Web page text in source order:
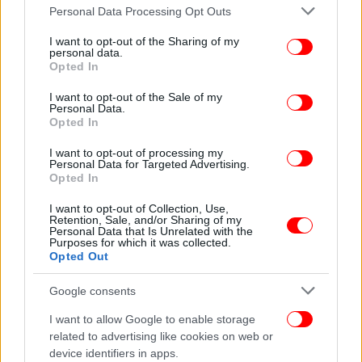
Please note that this website/app uses one or more Google
not limited to your visit or usage behaviour. You may click to
grant or deny consent to Google and its third-party tags to
use your data for below specified purposes in below Google
consent section.
Personal Data Processing Opt Outs
I want to opt-out of the Sharing of my
personal data.
Opted In
I want to opt-out of the Sale of my
Personal Data.
Opted In
I want to opt-out of processing my
Personal Data for Targeted Advertising.
Opted In
I want to opt-out of Collection, Use,
Retention, Sale, and/or Sharing of my
Personal Data that Is Unrelated with the
Purposes for which it was collected.
Opted Out
Google consents
I want to allow Google to enable storage
related to advertising like cookies on web or
device identifiers in apps.
Οι αρμόδιες υπηρεσίες της Ελληνικής Αστυνομίας,
45χρονος ως περιπατητής στο όρος Μπέλες,
βρήκαν μέσω του cloud του smart watch μία ακόμα
που ακολουθούσε συνήθως και η οποία έχει μπει
επίσης στο «μικροσκόπιο» των υπηρεσιών αλλά και
Παράλληλα, οι Αρχές εξετάζουν και το κινητό
τηλέφωνο του 45χρονου.
Σημειώνεται πως οι αστυνομικές αρχές που
ερευνούν την εξαφάνιση του διοικητή του
Πυροσβεστικού Κλιμακίου εξετάζουν όλα τα
μιλήσει τόσο με μέλη της οικογένειάς του όσο και
με συναδέλφους του στο πυροσβεστικό κλιμάκιο.